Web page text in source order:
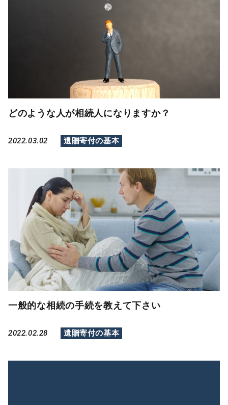
どのような人が相続人になりますか？
2022.03.02 遺贈寄付の基本
一般的な相続の手続を教えて下さい
2022.02.28 遺贈寄付の基本